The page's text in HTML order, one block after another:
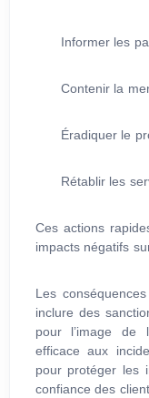
Informer les
Contenir la
Éradiquer le
Rétablir les
Ces actions
impacts négatifs
Les
inclure des
pour l’image de
efficace aux
pour protéger les
confiance des